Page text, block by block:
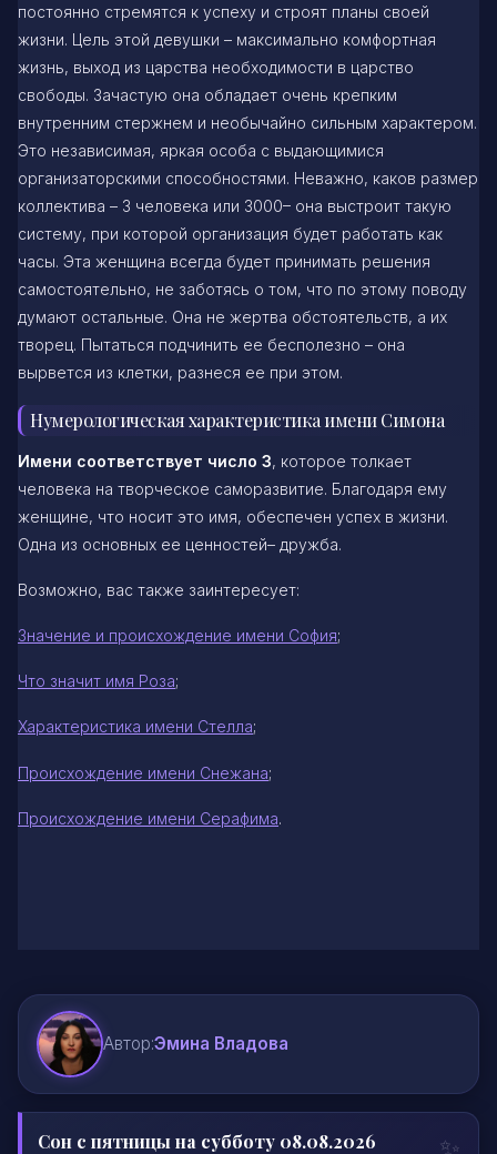
постоянно стремятся к успеху и строят планы своей
жизни. Цель этой девушки – максимально комфортная
жизнь, выход из царства необходимости в царство
свободы. Зачастую она обладает очень крепким
внутренним стержнем и необычайно сильным характером.
Это независимая, яркая особа с выдающимися
организаторскими способностями. Неважно, каков размер
коллектива – 3 человека или 3000– она выстроит такую
систему, при которой организация будет работать как
часы. Эта женщина всегда будет принимать решения
самостоятельно, не заботясь о том, что по этому поводу
думают остальные. Она не жертва обстоятельств, а их
творец. Пытаться подчинить ее бесполезно – она
вырвется из клетки, разнеся ее при этом.
Нумерологическая характеристика имени Симона
Имени соответствует число 3, которое толкает
человека на творческое саморазвитие. Благодаря ему
женщине, что носит это имя, обеспечен успех в жизни.
Одна из основных ее ценностей– дружба.
Возможно, вас также заинтересует:
Значение и происхождение имени София;
Что значит имя Роза;
Характеристика имени Стелла;
Происхождение имени Снежана;
Происхождение имени Серафима.
Автор:Эмина Владова
Сон с пятницы на субботу 08.08.2026